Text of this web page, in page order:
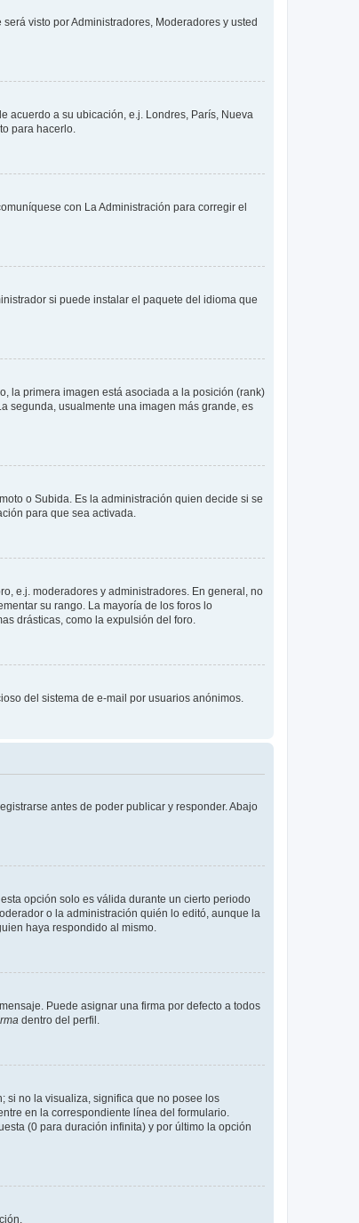
será visto por Administradores, Moderadores y usted
acuerdo a su ubicación, e.j. Londres, París, Nueva
para hacerlo.
con La Administración para corregir el
si puede instalar el paquete del idioma que
la primera imagen está asociada a la posición (rank)
segunda, usualmente una imagen más grande, es
o Subida. Es la administración quien decide si se
para que sea activada.
e.j. moderadores y administradores. En general, no
su rango. La mayoría de los foros lo
drásticas, como la expulsión del foro.
del sistema de e-mail por usuarios anónimos.
antes de poder publicar y responder. Abajo
opción solo es válida durante un cierto periodo
o la administración quién lo editó, aunque la
haya respondido al mismo.
Puede asignar una firma por defecto a todos
dentro del perfil.
si no la visualiza, significa que no posee los
en la correspondiente línea del formulario.
(0 para duración infinita) y por último la opción